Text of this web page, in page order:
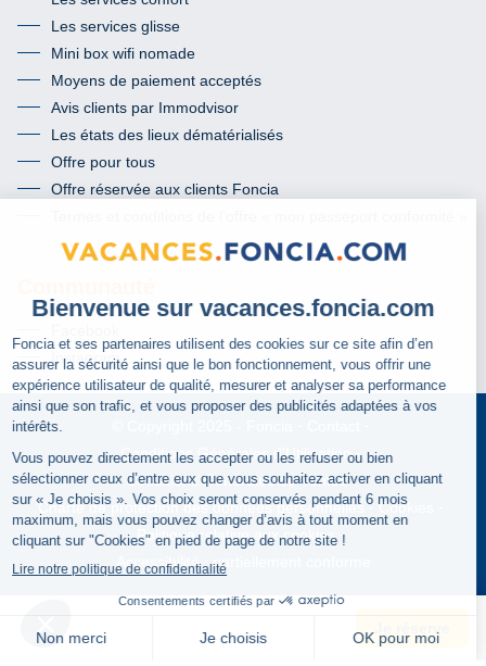
Les services glisse
Mini box wifi nomade
Moyens de paiement acceptés
Avis clients par Immodvisor
Les états des lieux dématérialisés
Offre pour tous
Offre réservée aux clients Foncia
Instagram
Conditions Générales d'Utilisation
Conditions Générales de Ventes
Charte de protection des données personnelles
Cookies
Politique relative aux cookies
Accessibilité : partiellement conforme